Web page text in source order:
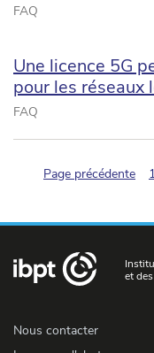
FAQ
Une licence 5G
pour les réseaux
FAQ
Page précédente
et
Nous contacter